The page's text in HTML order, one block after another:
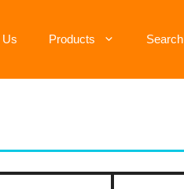
Us Products Search